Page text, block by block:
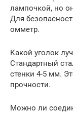
лампочкой, но
Для
омметр.
Какой уголок
Стандартный
стенки 4-5 мм.
прочности.
Можно ли